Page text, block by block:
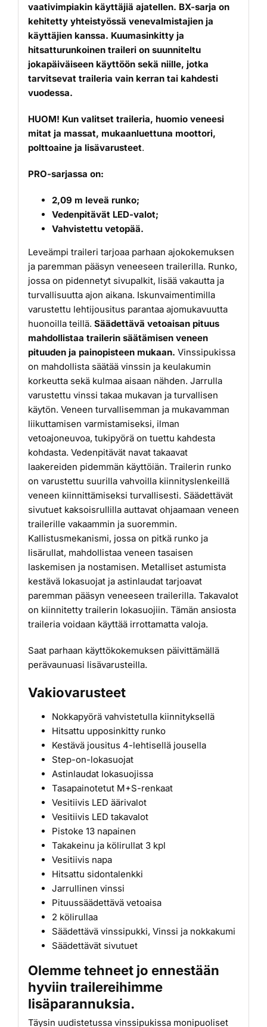
vaativimpiakin käyttäjiä ajatellen. BX-sarja on
kehitetty yhteistyössä venevalmistajien ja
käyttäjien kanssa. Kuumasinkitty ja
hitsatturunkoinen traileri on suunniteltu
jokapäiväiseen käyttöön sekä niille, jotka
tarvitsevat traileria vain kerran tai kahdesti
vuodessa.
HUOM! Kun valitset traileria, huomio veneesi
mitat ja massat, mukaanluettuna moottori,
polttoaine ja lisävarusteet.
PRO-sarjassa on:
2,09 m leveä runko;
Vedenpitävät LED-valot;
Vahvistettu vetopää.
Leveämpi traileri tarjoaa parhaan ajokokemuksen
ja paremman pääsyn veneeseen trailerilla. Runko,
jossa on pidennetyt sivupalkit, lisää vakautta ja
turvallisuutta ajon aikana. Iskunvaimentimilla
varustettu lehtijousitus parantaa ajomukavuutta
huonoilla teillä. Säädettävä vetoaisan pituus
mahdollistaa trailerin säätämisen veneen
pituuden ja painopisteen mukaan. Vinssipukissa
on mahdollista säätää vinssin ja keulakumin
korkeutta sekä kulmaa aisaan nähden. Jarrulla
varustettu vinssi takaa mukavan ja turvallisen
käytön. Veneen turvallisemman ja mukavamman
liikuttamisen varmistamiseksi, ilman
vetoajoneuvoa, tukipyörä on tuettu kahdesta
kohdasta. Vedenpitävät navat takaavat
laakereiden pidemmän käyttöiän. Trailerin runko
on varustettu suurilla vahvoilla kiinnityslenkeillä
veneen kiinnittämiseksi turvallisesti. Säädettävät
sivutuet kaksoisrullilla auttavat ohjaamaan veneen
trailerille vakaammin ja suoremmin.
Kallistusmekanismi, jossa on pitkä runko ja
lisärullat, mahdollistaa veneen tasaisen
laskemisen ja nostamisen. Metalliset astumista
kestävä lokasuojat ja astinlaudat tarjoavat
paremman pääsyn veneeseen trailerilla. Takavalot
on kiinnitetty trailerin lokasuojiin. Tämän ansiosta
traileria voidaan käyttää irrottamatta valoja.
Saat parhaan käyttökokemuksen päivittämällä
perävaunuasi lisävarusteilla.
Vakiovarusteet
Nokkapyörä vahvistetulla kiinnityksellä
Hitsattu upposinkitty runko
Kestävä jousitus 4-lehtisellä jousella
Step-on-lokasuojat
Astinlaudat lokasuojissa
Tasapainotetut M+S-renkaat
Vesitiivis LED äärivalot
Vesitiivis LED takavalot
Pistoke 13 napainen
Takakeinu ja kölirullat 3 kpl
Vesitiivis napa
Hitsattu sidontalenkki
Jarrullinen vinssi
Pituussäädettävä vetoaisa
2 kölirullaa
Säädettävä vinssipukki, Vinssi ja nokkakumi
Säädettävät sivutuet
Olemme tehneet jo ennestään
hyviin trailereihimme
lisäparannuksia.
Täysin uudistetussa vinssipukissa monipuoliset